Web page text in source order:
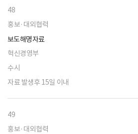
48
홍보·대외협력
보도해명자료
혁신경영부
수시
자료 발생후 15일 이내
49
홍보·대외협력